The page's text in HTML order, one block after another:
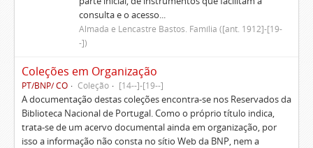
consulta e o acesso...
Almada e Lencastre Bastos. Família ([ant. 1912]-[19-
-])
Coleções em Organização
PT/BNP/ CO Coleção [14--]-[19--]
A documentação destas coleções encontra-se nos Reservados da
Biblioteca Nacional de Portugal. Como o próprio título indica,
trata-se de um acervo documental ainda em organização, por
isso a informação não consta no sítio Web da BNP, nem a